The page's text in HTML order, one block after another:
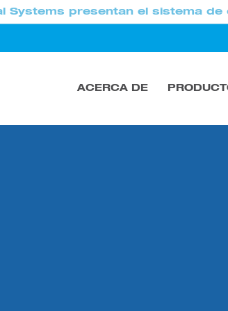
Systems presentan el sistema
ACERCA DE